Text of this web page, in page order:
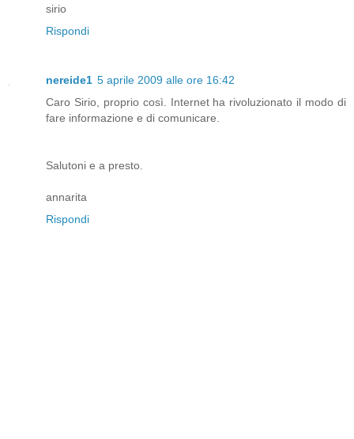
sirio
Rispondi
nereide1 5 aprile 2009 alle ore 16:42
Caro Sirio, proprio così. Internet ha rivoluzionato il modo di
fare informazione e di comunicare.
Salutoni e a presto.
annarita
Rispondi